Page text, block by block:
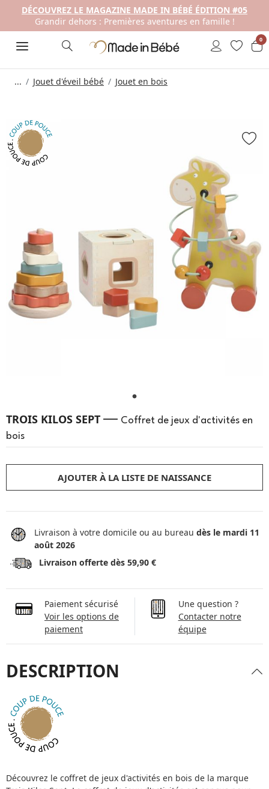
DÉCOUVREZ LE MAGAZINE MADE IN BÉBÉ ÉDITION #05
Grandir dehors : Premières aventures en famille !
0
... Jouet d'éveil bébé Jouet en bois
TROIS KILOS SEPT — Coffret de jeux d'activités en
bois
AJOUTER À LA LISTE DE NAISSANCE
Livraison à votre domicile ou au bureau dès le mardi 11
août 2026
Livraison offerte dès 59,90 €
Paiement sécurisé
Voir les options de
paiement
Une question ?
Contacter notre
équipe
DESCRIPTION
Découvrez le coffret de jeux d'activités en bois de la marque